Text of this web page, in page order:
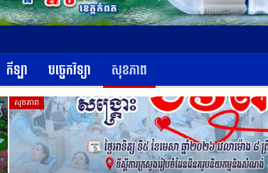
កីឡា បច្ចេកវិទ្យា សុខភាព
សុខភាព